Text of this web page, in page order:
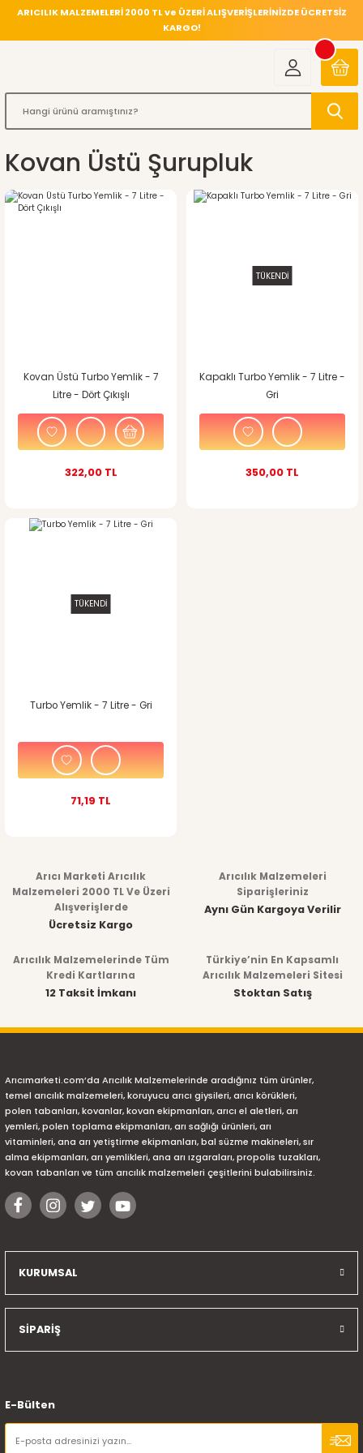
ARICILIK MALZEMELERİ 2000 TL ve ÜZERİ ALIŞVERİŞLERİNİZDE ÜCRETSİZ
KARGO!
Kovan Üstü Şurupluk
Kovan Üstü Turbo Yemlik - 7
Litre - Dört Çıkışlı
322,00 TL
TÜKENDİ
Kapaklı Turbo Yemlik - 7 Litre -
Gri
350,00 TL
TÜKENDİ
Turbo Yemlik - 7 Litre - Gri
71,19 TL
Arıcı Marketi Arıcılık
Malzemeleri 2000 TL Ve Üzeri
Alışverişlerde
Ücretsiz Kargo
Arıcılık Malzemeleri
Siparişleriniz
Aynı Gün Kargoya Verilir
Arıcılık Malzemelerinde Tüm
Kredi Kartlarına
12 Taksit İmkanı
Türkiye’nin En Kapsamlı
Arıcılık Malzemeleri Sitesi
Stoktan Satış
Arıcımarketi.com’da Arıcılık Malzemelerinde aradığınız tüm ürünler,
temel arıcılık malzemeleri, koruyucu arıcı giysileri, arıcı körükleri,
polen tabanları, kovanlar, kovan ekipmanları, arıcı el aletleri, arı
yemleri, polen toplama ekipmanları, arı sağlığı ürünleri, arı
vitaminleri, ana arı yetiştirme ekipmanları, bal süzme makineleri, sır
alma ekipmanları, arı yemlikleri, ana arı ızgaraları, propolis tuzakları,
kovan tabanları ve tüm arıcılık malzemeleri çeşitlerini bulabilirsiniz.
KURUMSAL
SİPARİŞ
E-Bülten